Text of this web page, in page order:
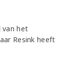
van het
Resink heeft